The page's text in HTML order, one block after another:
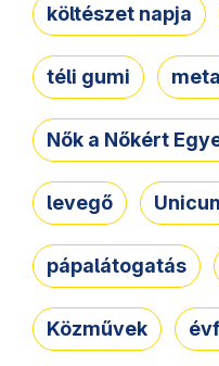
költészet napja
téli gumi
Nők a Nőkért
levegő
pápalátogatás
Közművek